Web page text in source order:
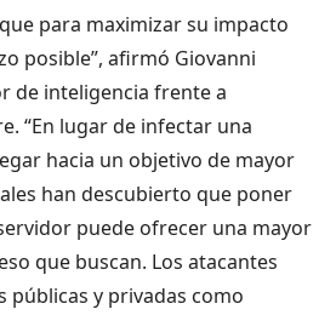
para maximizar su impacto
posible”, afirmó Giovanni
de inteligencia frente a
“En lugar de infectar una
hacia un objetivo de mayor
han descubierto que poner
puede ofrecer una mayor
que buscan. Los atacantes
públicas y privadas como